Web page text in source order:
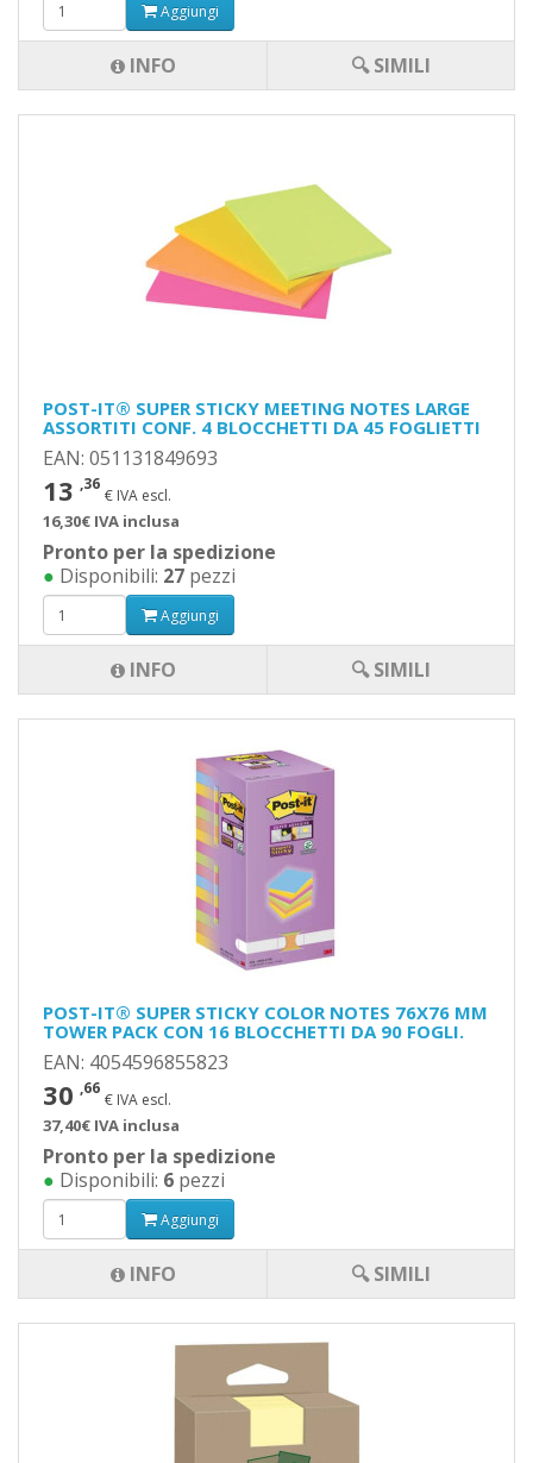
Aggiungi
INFO 🔍 SIMILI
POST-IT® SUPER STICKY MEETING NOTES LARGE
ASSORTITI CONF. 4 BLOCCHETTI DA 45 FOGLIETTI
EAN: 051131849693
13 ,36
€ IVA escl.
16,30€ IVA inclusa
Pronto per la spedizione
● Disponibili: 27 pezzi
Aggiungi
INFO 🔍 SIMILI
POST-IT® SUPER STICKY COLOR NOTES 76X76 MM
TOWER PACK CON 16 BLOCCHETTI DA 90 FOGLI.
EAN: 4054596855823
30 ,66
€ IVA escl.
37,40€ IVA inclusa
Pronto per la spedizione
● Disponibili: 6 pezzi
Aggiungi
INFO 🔍 SIMILI